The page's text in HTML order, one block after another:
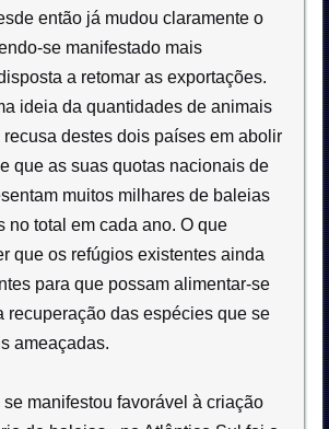
então já mudou claramente o
se manifestado mais
a retomar as exportações.
ideia da quantidades de animais
destes dois países em abolir
que as suas quotas nacionais de
muitos milhares de baleias
no total em cada ano. O que
que os refúgios existentes ainda
para que possam alimentar-se
recuperação das espécies que se
ameaçadas.
manifestou favorável à criação